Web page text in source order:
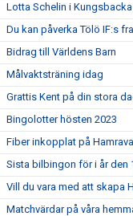
Lotta Schelin i Kungsbacka
Du kan påverka Tölö IF:s
Bidrag till Världens Barn
Målvaktsträning idag
Grattis Kent på din stora
Bingolotter hösten 2023
Fiber inkopplat på
Sista bilbingon för i år den
Vill du vara med att skapa
Matchvärdar på våra